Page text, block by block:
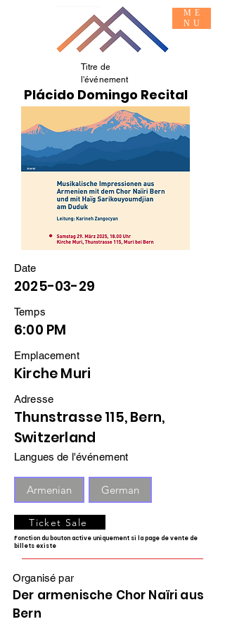
ME
NU
Informations de base SE JOINDRE À
Titre de
l'événement
Plácido Domingo Recital
Date
2025-03-29
Temps
6:00 PM
Emplacement
Kirche Muri
Adresse
Thunstrasse 115, Bern,
Switzerland
Armenian German
Ticket Sale
Langues de l'événement
Fonction du bouton active uniquement si la page de vente de
billets existe
Organisé par
Der armenische Chor Naïri aus
Bern